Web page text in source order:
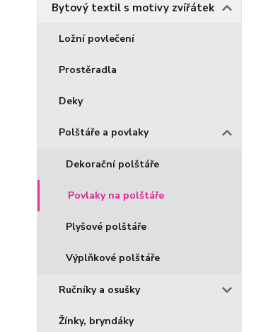
Bytový textil s motivy zvířátek
Ložní povlečení
Prostěradla
Deky
Polštáře a povlaky
Dekorační polštáře
Povlaky na polštáře
Plyšové polštáře
Výplňkové polštáře
Ručníky a osušky
Žínky, bryndáky